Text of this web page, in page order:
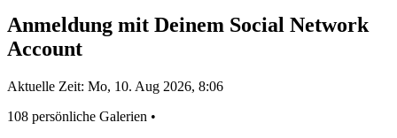
Anmeldung mit Deinem Social Network
Account
Aktuelle Zeit: Mo, 10. Aug 2026, 8:06
108 persönliche Galerien •